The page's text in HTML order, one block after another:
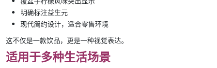
明确标注益生元
现代简约设计，适合零售环境
这不仅是一款饮品，更是一种视觉表达。
适用于多种生活场景